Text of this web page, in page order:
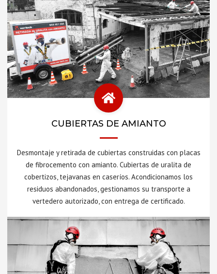
CUBIERTAS DE AMIANTO
Desmontaje y retirada de cubiertas construidas con placas
de fibrocemento con amianto. Cubiertas de uralita de
cobertizos, tejavanas en caseríos. Acondicionamos los
residuos abandonados, gestionamos su transporte a
vertedero autorizado, con entrega de certificado.